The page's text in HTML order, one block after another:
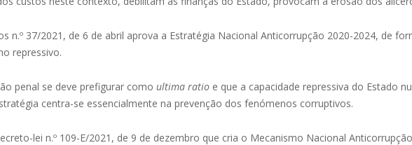
n.º 37/2021, de 6 de abril aprova a Estratégia Nacional Anticorrupção 2020-2024, de
repressivo.
penal se deve prefigurar como ultima ratio e que a capacidade repressiva do Estado
centra-se essencialmente na prevenção dos fenómenos corruptivos.
lei n.º 109-E/2021, de 9 de dezembro que cria o Mecanismo Nacional